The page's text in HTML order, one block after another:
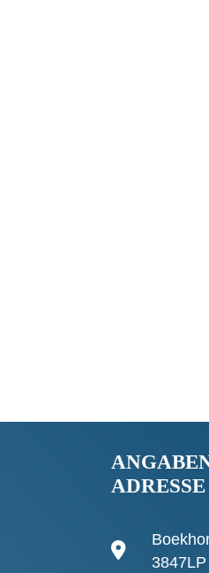
ADRESSE